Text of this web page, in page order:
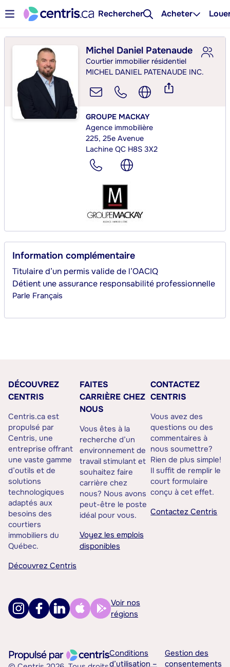
Rechercher Acheter
Michel Daniel Patenaude
Courtier immobilier résidentiel
MICHEL DANIEL PATENAUDE INC.
GROUPE MACKAY
Agence immobilière
225, 25e Avenue
Lachine QC H8S 3X2
Information complémentaire
Titulaire d’un permis valide de l’OACIQ
Détient une assurance responsabilité professionnelle
Parle Français
DÉCOUVREZ
CENTRIS
Centris.ca est
propulsé par
Centris, une
entreprise offrant
une vaste gamme
d’outils et de
solutions
technologiques
adaptés aux
besoins des
courtiers
immobiliers du
Québec.
Découvrez Centris
FAITES
CARRIÈRE CHEZ
NOUS
Vous êtes à la
recherche d’un
environnement de
travail stimulant et
souhaitez faire
carrière chez
nous? Nous avons
peut-être le poste
idéal pour vous.
Voyez les emplois
disponibles
CONTACTEZ
CENTRIS
Vous avez des
questions ou des
commentaires à
nous soumettre?
Rien de plus simple!
Il suffit de remplir le
court formulaire
conçu à cet effet.
Contactez Centris
Voir nos
régions
Conditions
d’utilisation –
Gestion des
consentements